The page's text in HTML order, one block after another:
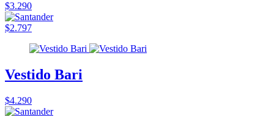
$3.290
$2.797
Vestido Bari
$4.290